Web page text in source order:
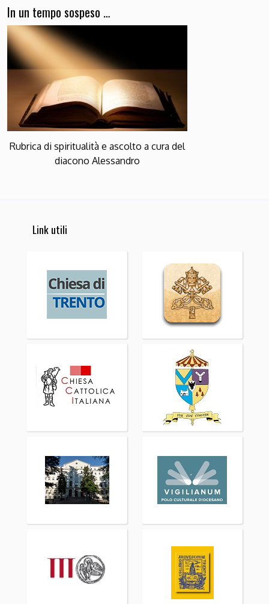
In un tempo sospeso …
Rubrica di spiritualità e ascolto a cura del
diacono Alessandro
Link utili